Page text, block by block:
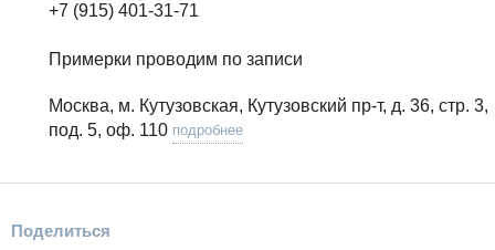
+7 (915) 401-31-71
Примерки проводим по записи
Москва, м. Кутузовская, Кутузовский пр-т, д. 36, стр. 3,
под. 5, оф. 110 подробнее
Поделиться